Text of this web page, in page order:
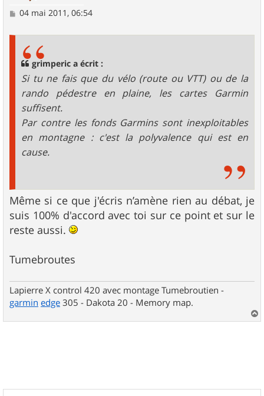
M
04 mai 2011, 06:54
grimperic a écrit :
Si tu ne fais que du vélo (route ou VTT) ou de la
rando pédestre en plaine, les cartes Garmin
suffisent.
Par contre les fonds Garmins sont inexploitables
en montagne : c'est la polyvalence qui est en
cause.
Même si ce que j'écris n’amène rien au débat, je
suis 100% d'accord avec toi sur ce point et sur le
reste aussi.
Tumebroutes
Lapierre X control 420 avec montage Tumebroutien -
garmin edge 305 - Dakota 20 - Memory map.
a